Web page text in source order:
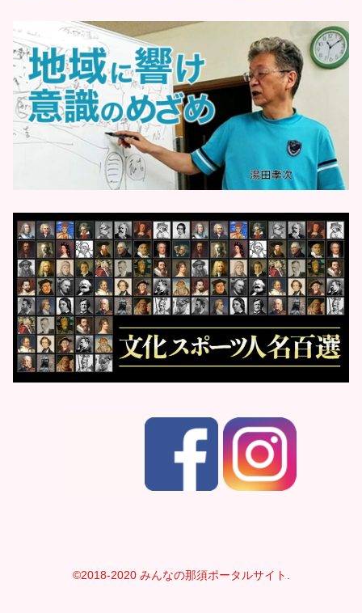
©2018-2020 みんなの那須ポータルサイト.